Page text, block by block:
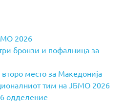
2026
бронзи и пофалница за
место за Македонија
тим на ЈБМО 2026
одделение